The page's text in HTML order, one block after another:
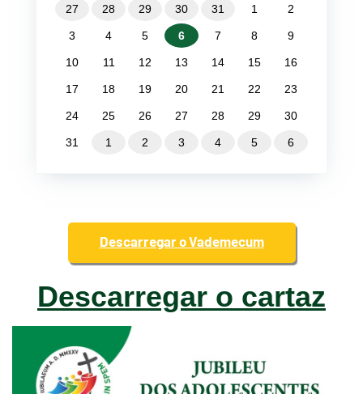
27 28 29 30 31 1 2
3 4 5 6 7 8 9
10 11 12 13 14 15 16
17 18 19 20 21 22 23
24 25 26 27 28 29 30
31 1 2 3 4 5 6
Descarregar o Vademecum
Descarregar o cartaz